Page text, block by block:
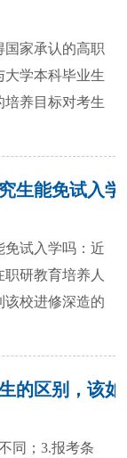
国家承认的高职
大学本科毕业生
培养目标对考生
生能免试入学
免试入学吗：近
研教育培养人
该校进修深造的
的区别，该如
同；3.报考条